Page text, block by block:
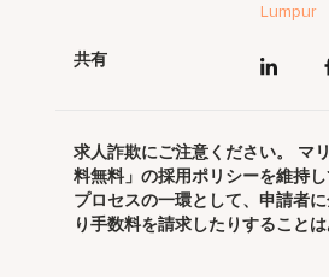
Lumpur
共有
求人詐欺にご注意ください。 マ
料無料」の採用ポリシーを維持
プロセスの一環として、申請者
り手数料を請求したりすることは